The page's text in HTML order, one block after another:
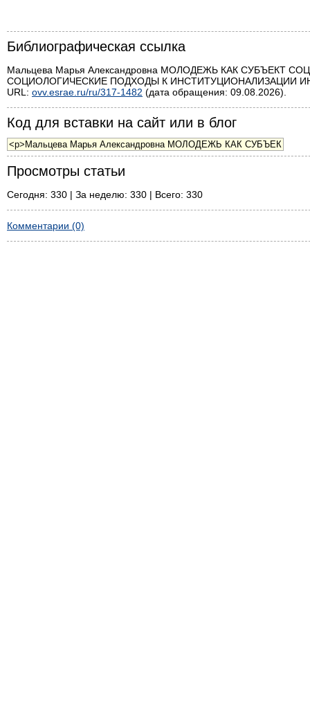
Библиографическая ссылка
Мальцева Марья Александровна МОЛОДЕЖЬ КАК
СОЦИОЛОГИЧЕСКИЕ ПОДХОДЫ К ИНСТИТУЦИОНАЛИЗАЦИИ
URL: ovv.esrae.ru/ru/317-1482 (дата обращения: 09.08.2026).
Код для вставки на сайт или в блог
Просмотры статьи
Сегодня: 330 | За неделю: 330 | Всего: 330
Комментарии (0)